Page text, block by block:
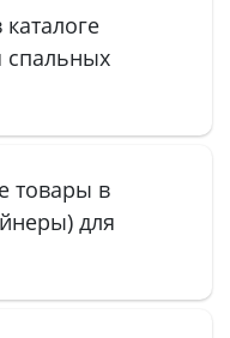
спальных
товары в
для